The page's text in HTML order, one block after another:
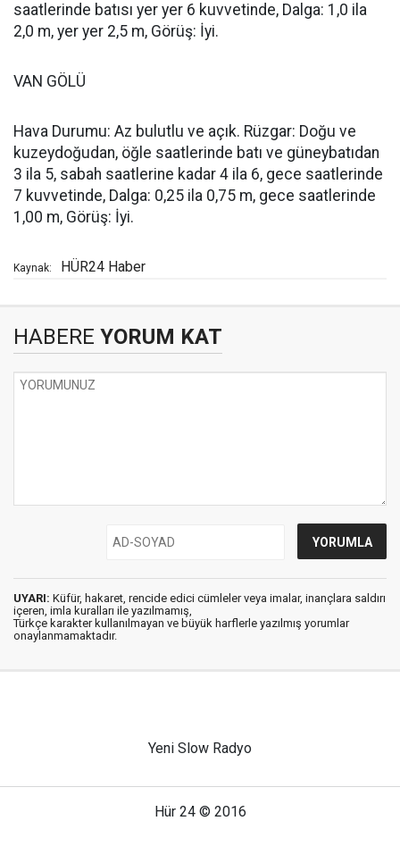
saatlerinde batısı yer yer 6 kuvvetinde, Dalga: 1,0 ila
2,0 m, yer yer 2,5 m, Görüş: İyi.
VAN GÖLÜ
Hava Durumu: Az bulutlu ve açık. Rüzgar: Doğu ve
kuzeydoğudan, öğle saatlerinde batı ve güneybatıdan
3 ila 5, sabah saatlerine kadar 4 ila 6, gece saatlerinde
7 kuvvetinde, Dalga: 0,25 ila 0,75 m, gece saatlerinde
1,00 m, Görüş: İyi.
Kaynak: HÜR24 Haber
HABERE YORUM KAT
UYARI: Küfür, hakaret, rencide edici cümleler veya imalar, inançlara saldırı
içeren, imla kuralları ile yazılmamış,
Türkçe karakter kullanılmayan ve büyük harflerle yazılmış yorumlar
onaylanmamaktadır.
Yeni Slow Radyo
Hür 24 © 2016